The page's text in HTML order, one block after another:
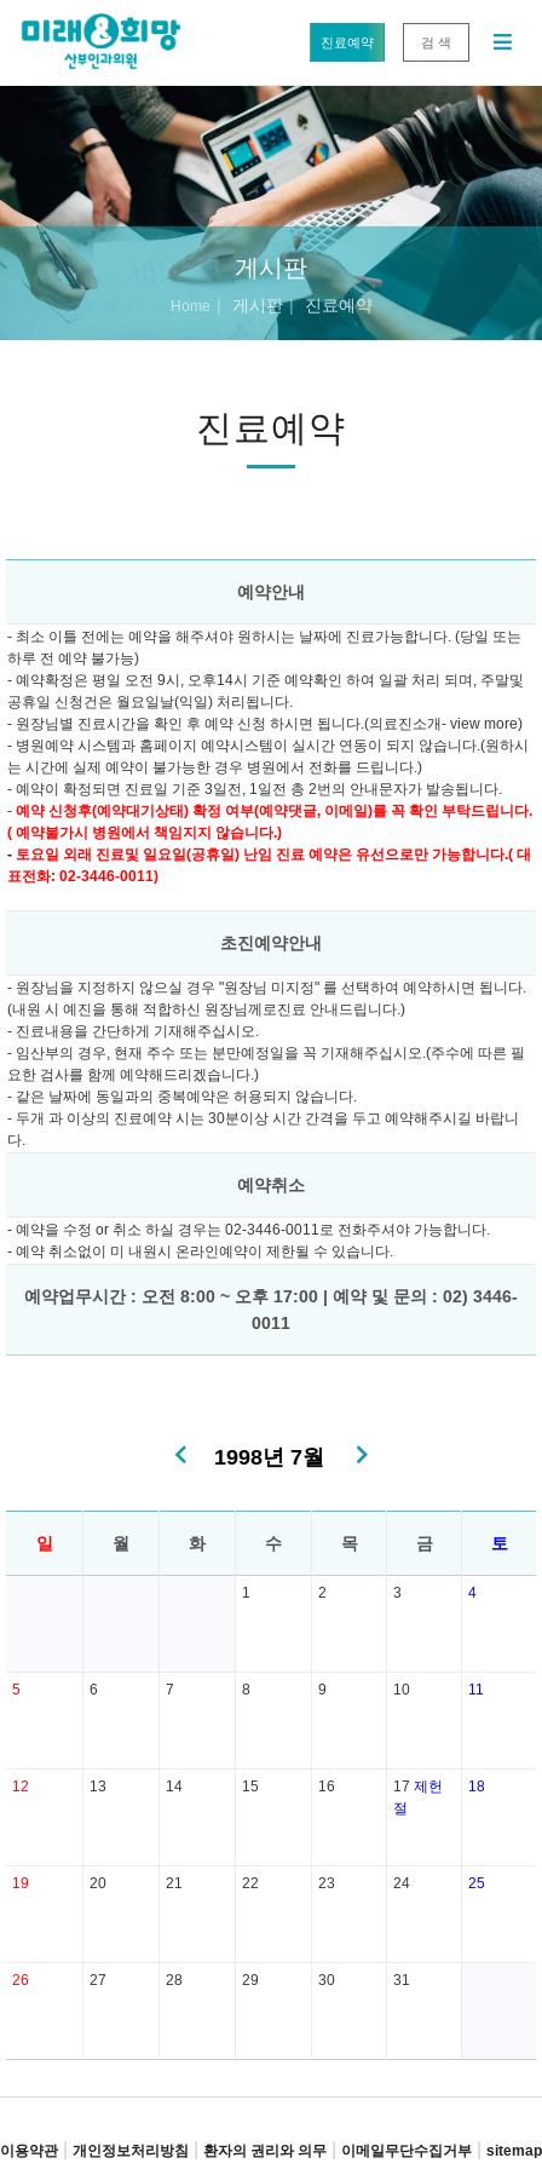
진료예약 검 색
게시판
Home 게시판 진료예약
진료예약
예약안내
- 최소 이틀 전에는 예약을 해주셔야 원하시는 날짜에 진료가능합니다. (당일 또는
하루 전 예약 불가능)
- 예약확정은 평일 오전 9시, 오후14시 기준 예약확인 하여 일괄 처리 되며, 주말및
공휴일 신청건은 월요일날(익일) 처리됩니다.
- 원장님별 진료시간을 확인 후 예약 신청 하시면 됩니다.(의료진소개- view more)
- 병원예약 시스템과 홈페이지 예약시스템이 실시간 연동이 되지 않습니다.(원하시
는 시간에 실제 예약이 불가능한 경우 병원에서 전화를 드립니다.)
- 예약이 확정되면 진료일 기준 3일전, 1일전 총 2번의 안내문자가 발송됩니다.
- 예약 신청후(예약대기상태) 확정 여부(예약댓글, 이메일)를 꼭 확인 부탁드립니다.
( 예약불가시 병원에서 책임지지 않습니다.)
- 토요일 외래 진료및 일요일(공휴일) 난임 진료 예약은 유선으로만 가능합니다.( 대
표전화: 02-3446-0011)
초진예약안내
- 원장님을 지정하지 않으실 경우 "원장님 미지정" 를 선택하여 예약하시면 됩니다.
(내원 시 예진을 통해 적합하신 원장님께로진료 안내드립니다.)
- 진료내용을 간단하게 기재해주십시오.
- 임산부의 경우, 현재 주수 또는 분만예정일을 꼭 기재해주십시오.(주수에 따른 필
요한 검사를 함께 예약해드리겠습니다.)
- 같은 날짜에 동일과의 중복예약은 허용되지 않습니다.
- 두개 과 이상의 진료예약 시는 30분이상 시간 간격을 두고 예약해주시길 바랍니
다.
예약취소
- 예약을 수정 or 취소 하실 경우는 02-3446-0011로 전화주셔야 가능합니다.
- 예약 취소없이 미 내원시 온라인예약이 제한될 수 있습니다.
예약업무시간 : 오전 8:00 ~ 오후 17:00 | 예약 및 문의 : 02) 3446-
0011
1998년 7월
일 월 화 수 목 금 토
1 2 3 4
5 6 7 8 9 10 11
12 13 14 15 16 17 제헌
절
18
19 20 21 22 23 24 25
26 27 28 29 30 31
이용약관 개인정보처리방침 환자의 권리와 의무 이메일무단수집거부 sitemap